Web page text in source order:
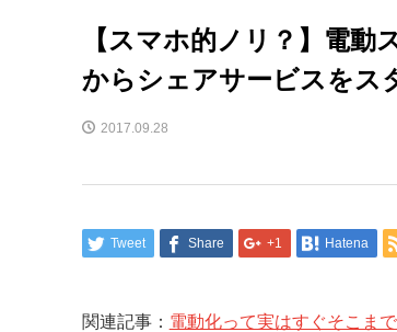
【スマホ的ノリ？】電
からシェアサービスをス
2017.09.28
Tweet Share +1 Hatena
関連記事： 電動化って実はすぐそこま